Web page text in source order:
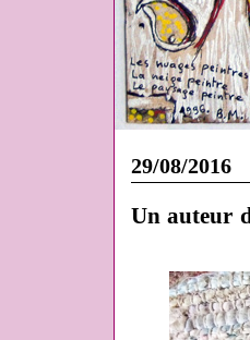
29/08/2016
Un auteur